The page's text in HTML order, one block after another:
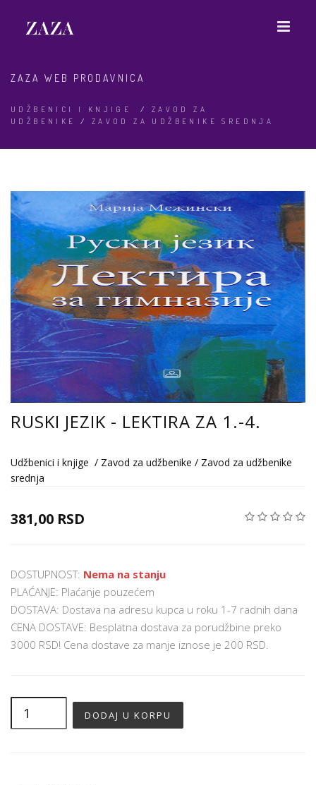
ZAZA WEB PRODAVNICA
UDŽBENICI I KNJIGE / ZAVOD ZA
UDŽBENIKE
/ ZAVOD ZA UDŽBENIKE SREDNJA
RUSKI JEZIK - LEKTIRA ZA 1.-4.
Udžbenici i knjige / Zavod za udžbenike / Zavod za udžbenike
srednja
381,00 RSD
DOSTUPNOST: Nema na stanju
PLAĆANJE: Plaćanje pouzećem
DOSTAVA: Dostava na adresu kupca u roku 1-7 radnih dana
CENA DOSTAVE: Besplatna dostava za porudžbine preko
3000 RSD! Cena dostave za manje iznose je 200 RSD.